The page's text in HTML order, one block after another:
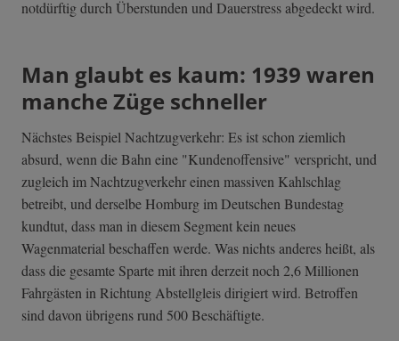
notdürftig durch Überstunden und Dauerstress abgedeckt wird.
Man glaubt es kaum: 1939 waren
manche Züge schneller
Nächstes Beispiel Nachtzugverkehr: Es ist schon ziemlich
absurd, wenn die Bahn eine "Kundenoffensive" verspricht, und
zugleich im Nachtzugverkehr einen massiven Kahlschlag
betreibt, und derselbe Homburg im Deutschen Bundestag
kundtut, dass man in diesem Segment kein neues
Wagenmaterial beschaffen werde. Was nichts anderes heißt, als
dass die gesamte Sparte mit ihren derzeit noch 2,6 Millionen
Fahrgästen in Richtung Abstellgleis dirigiert wird. Betroffen
sind davon übrigens rund 500 Beschäftigte.